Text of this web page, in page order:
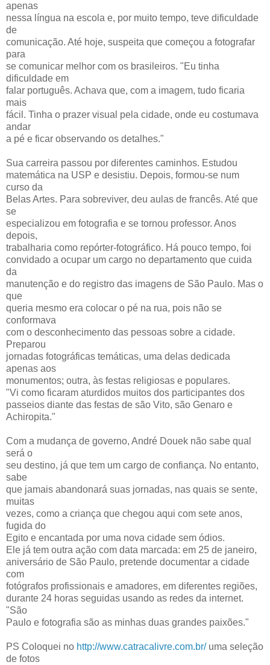
apenas
nessa língua na escola e, por muito tempo, teve dificuldade
de
comunicação. Até hoje, suspeita que começou a fotografar
para
se comunicar melhor com os brasileiros. "Eu tinha
dificuldade em
falar português. Achava que, com a imagem, tudo ficaria
mais
fácil. Tinha o prazer visual pela cidade, onde eu costumava
andar
a pé e ficar observando os detalhes."
Sua carreira passou por diferentes caminhos. Estudou
matemática na USP e desistiu. Depois, formou-se num
curso da
Belas Artes. Para sobreviver, deu aulas de francês. Até que
se
especializou em fotografia e se tornou professor. Anos
depois,
trabalharia como repórter-fotográfico. Há pouco tempo, foi
convidado a ocupar um cargo no departamento que cuida
da
manutenção e do registro das imagens de São Paulo. Mas o
que
queria mesmo era colocar o pé na rua, pois não se
conformava
com o desconhecimento das pessoas sobre a cidade.
Preparou
jornadas fotográficas temáticas, uma delas dedicada
apenas aos
monumentos; outra, às festas religiosas e populares.
"Vi como ficaram aturdidos muitos dos participantes dos
passeios diante das festas de são Vito, são Genaro e
Achiropita."
Com a mudança de governo, André Douek não sabe qual
será o
seu destino, já que tem um cargo de confiança. No entanto,
sabe
que jamais abandonará suas jornadas, nas quais se sente,
muitas
vezes, como a criança que chegou aqui com sete anos,
fugida do
Egito e encantada por uma nova cidade sem ódios.
Ele já tem outra ação com data marcada: em 25 de janeiro,
aniversário de São Paulo, pretende documentar a cidade
com
fotógrafos profissionais e amadores, em diferentes regiões,
durante 24 horas seguidas usando as redes da internet.
"São
Paulo e fotografia são as minhas duas grandes paixões."
PS Coloquei no http://www.catracalivre.com.br/uma seleção
de fotos